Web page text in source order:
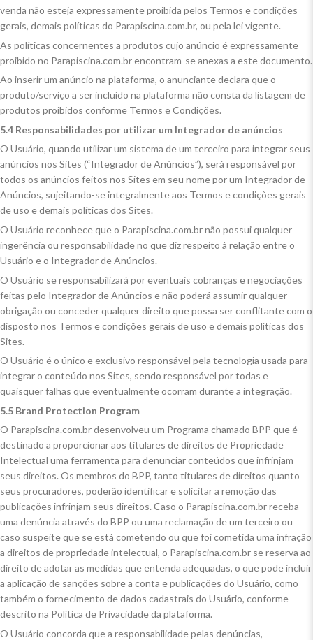
venda não esteja expressamente proibida pelos Termos e condições
gerais, demais políticas do Parapiscina.com.br, ou pela lei vigente.
As políticas concernentes a produtos cujo anúncio é expressamente
proibido no Parapiscina.com.br encontram-se anexas a este documento.
Ao inserir um anúncio na plataforma, o anunciante declara que o
produto/serviço a ser incluído na plataforma não consta da listagem de
produtos proibidos conforme Termos e Condições.
5.4 Responsabilidades por utilizar um Integrador de anúncios
O Usuário, quando utilizar um sistema de um terceiro para integrar seus
anúncios nos Sites (“Integrador de Anúncios”), será responsável por
todos os anúncios feitos nos Sites em seu nome por um Integrador de
Anúncios, sujeitando-se integralmente aos Termos e condições gerais
de uso e demais políticas dos Sites.
O Usuário reconhece que o Parapiscina.com.br não possui qualquer
ingerência ou responsabilidade no que diz respeito à relação entre o
Usuário e o Integrador de Anúncios.
O Usuário se responsabilizará por eventuais cobranças e negociações
feitas pelo Integrador de Anúncios e não poderá assumir qualquer
obrigação ou conceder qualquer direito que possa ser conflitante com o
disposto nos Termos e condições gerais de uso e demais políticas dos
Sites.
O Usuário é o único e exclusivo responsável pela tecnologia usada para
integrar o conteúdo nos Sites, sendo responsável por todas e
quaisquer falhas que eventualmente ocorram durante a integração.
5.5 Brand Protection Program
O Parapiscina.com.br desenvolveu um Programa chamado BPP que é
destinado a proporcionar aos titulares de direitos de Propriedade
Intelectual uma ferramenta para denunciar conteúdos que infrinjam
seus direitos. Os membros do BPP, tanto titulares de direitos quanto
seus procuradores, poderão identificar e solicitar a remoção das
publicações infrinjam seus direitos. Caso o Parapiscina.com.br receba
uma denúncia através do BPP ou uma reclamação de um terceiro ou
caso suspeite que se está cometendo ou que foi cometida uma infração
a direitos de propriedade intelectual, o Parapiscina.com.br se reserva ao
direito de adotar as medidas que entenda adequadas, o que pode incluir
a aplicação de sanções sobre a conta e publicações do Usuário, como
também o fornecimento de dados cadastrais do Usuário, conforme
descrito na Política de Privacidade da plataforma.
O Usuário concorda que a responsabilidade pelas denúncias,